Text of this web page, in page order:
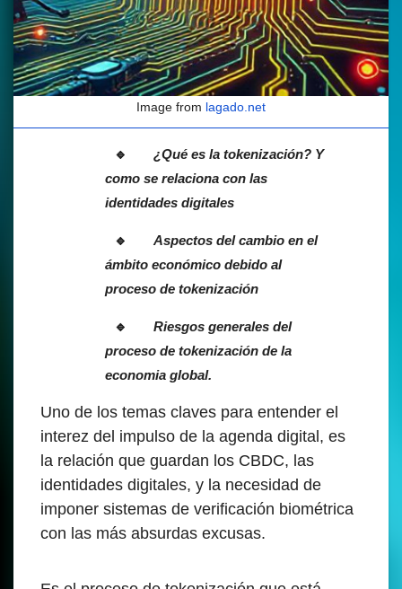
Image from lagado.net
¿Qué es la tokenización? Y
como se relaciona con las
identidades digitales
Aspectos del cambio en el
ámbito económico debido al
proceso de tokenización
Riesgos generales del
proceso de tokenización de la
economia global.
Uno de los temas claves para entender el
interez del impulso de la agenda digital, es
la relación que guardan los CBDC, las
identidades digitales, y la necesidad de
imponer sistemas de verificación biométrica
con las más absurdas excusas.